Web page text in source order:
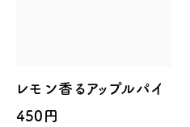
レモン香るアップルパイ
450円